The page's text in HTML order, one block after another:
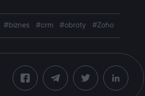
#biznes #crm #obroty #Zoho